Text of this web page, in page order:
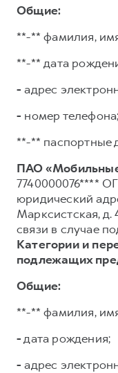
Общие:
**-** фамилия,
**-** дата
- адрес
- номер телефона;
**-** паспортные
ПАО
7740000076****
юридический
Марксистская, д.
связи в случае
Категории и
подлежащих
Общие:
**-** фамилия,
-дата рождения;
- адрес